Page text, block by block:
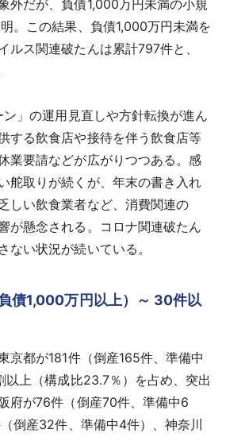
外だが、負債1,000万円未満の小規
。この結果、負債1,000万円未満を
ルス関連破たんは累計797件と、
」の運用見直しや方針転換が進ん
する飲食店や接待を伴う飲食店等
業要請などが広がりつつある。感
舵取りが続くが、年末の書き入れ
しい飲食業者など、消費関連の
が懸念される。コロナ関連破たん
ない状況が続いている。
債1,000万円以上）～ 30件以
京都が181件（倒産165件、準備中
以上（構成比23.7％）を占め、突出
府が76件（倒産70件、準備中6
倒産32件、準備中4件）、神奈川